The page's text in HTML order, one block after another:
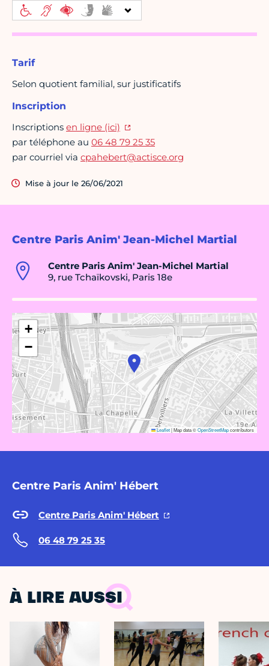
Centre Paris Anim' Jean-Michel Martial
Centre Paris Anim' Jean-Michel Martial
9, rue Tchaïkovski, Paris 18e
+
−
Leaflet|Map data ©OpenStreetMapcontributors
Centre Paris Anim' Hébert
Centre Paris Anim' Hébert
06 48 79 25 35
Tarif
Selon quotient familial, sur justificatifs
Inscription
Inscriptions en ligne (ici)
par téléphone au 06 48 79 25 35
par courriel via cpahebert@actisce.org
Mise à jour le 26/06/2021
À LIRE AUSSI